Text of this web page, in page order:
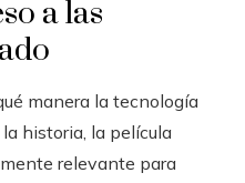
a las
manera la tecnología
historia, la película
relevante para